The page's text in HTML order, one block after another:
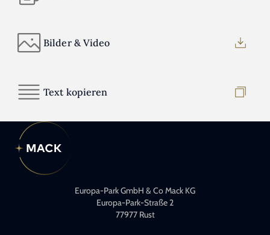
Bilder & Video
Text kopieren
Europa-Park GmbH & Co Mack KG
Europa-Park-Straße 2
77977 Rust